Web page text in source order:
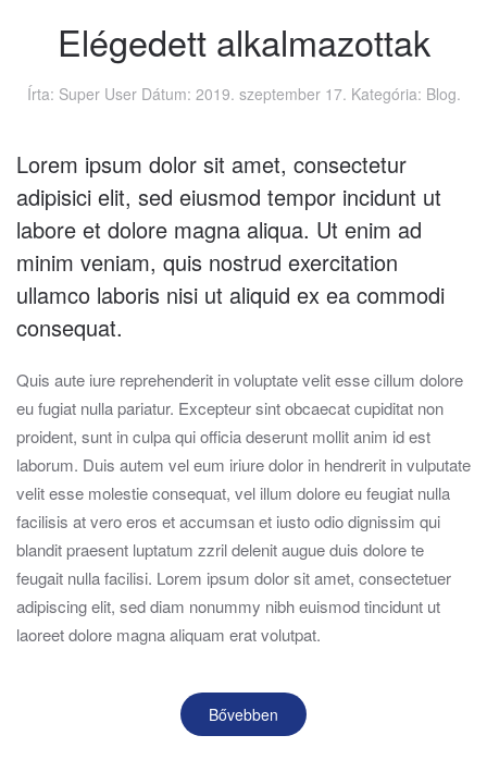
Elégedett alkalmazottak
Írta: Super User Dátum: 2019. szeptember 17. Kategória: Blog.
Lorem ipsum dolor sit amet, consectetur
adipisici elit, sed eiusmod tempor incidunt ut
labore et dolore magna aliqua. Ut enim ad
minim veniam, quis nostrud exercitation
ullamco laboris nisi ut aliquid ex ea commodi
consequat.
Quis aute iure reprehenderit in voluptate velit esse cillum dolore
eu fugiat nulla pariatur. Excepteur sint obcaecat cupiditat non
proident, sunt in culpa qui officia deserunt mollit anim id est
laborum. Duis autem vel eum iriure dolor in hendrerit in vulputate
velit esse molestie consequat, vel illum dolore eu feugiat nulla
facilisis at vero eros et accumsan et iusto odio dignissim qui
blandit praesent luptatum zzril delenit augue duis dolore te
feugait nulla facilisi. Lorem ipsum dolor sit amet, consectetuer
adipiscing elit, sed diam nonummy nibh euismod tincidunt ut
laoreet dolore magna aliquam erat volutpat.
Bővebben